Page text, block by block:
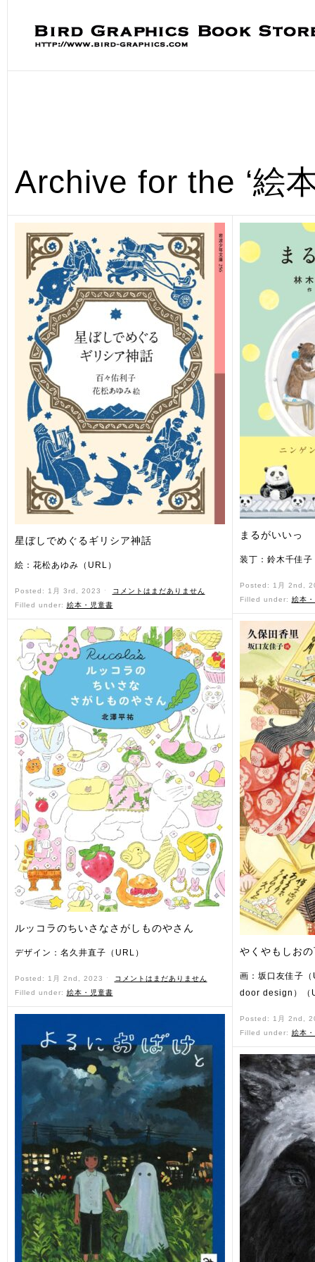
Archive for the ‘絵
星ぼしでめぐるギリシア神話
絵：花松あゆみ（URL）
Posted: 1月 3rd, 2023 ˑ
コメントはまだありません
Filled under: 絵本・児童書
ルッコラのちいさなさがしものやさん
デザイン：名久井直子（URL）
Posted: 1月 2nd, 2023 ˑ
コメントはまだありません
Filled under: 絵本・児童書
まるがいいっ
装丁：鈴木千佳
Posted: 1月 2nd,
Filled under: 絵本
やくやもしお
画：坂口友佳子
door design）（
Posted: 1月 2nd,
Filled under: 絵本